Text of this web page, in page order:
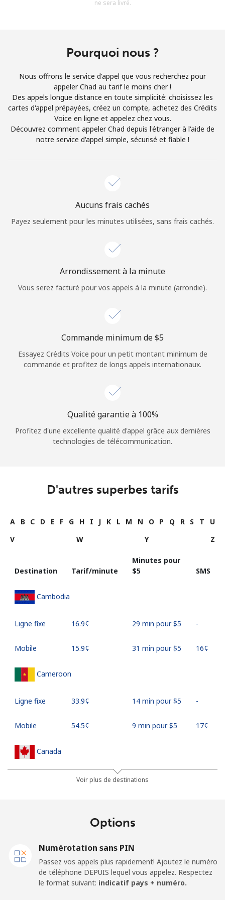
Bonjour!
Identifiez-vous ou INSCRIVEZ-VOUS →
Login
ne sera livré.
Pourquoi nous ?
Nous offrons le service d'appel que vous recherchez pour
appeler Chad au tarif le moins cher !
Des appels longue distance en toute simplicité: choisissez les
cartes d'appel prépayées, créez un compte, achetez des Crédits
Voice en ligne et appelez chez vous.
Découvrez comment appeler Chad depuis l'étranger à l'aide de
notre service d'appel simple, sécurisé et fiable !
Aucuns frais cachés
Payez seulement pour les minutes utilisées, sans frais cachés.
Arrondissement à la minute
Vous serez facturé pour vos appels à la minute (arrondie).
Commande minimum de ⁦$5⁩
Essayez Crédits Voice pour un petit montant minimum de
commande et profitez de longs appels internationaux.
Qualité garantie à 100%
Profitez d'une excellente qualité d'appel grâce aux dernières
technologies de télécommunication.
D'autres superbes tarifs
A B C D E F G H I J K L M N O P Q R S T
U
V
W Y Z
Destination Tarif/minute
Minutes pour
⁦$5⁩
SMS
Cambodia
Ligne fixe ⁦16.9¢⁩ 29 min pour ⁦$5⁩ -
Mobile ⁦15.9¢⁩ 31 min pour ⁦$5⁩ ⁦16¢⁩
Cameroon
Ligne fixe ⁦33.9¢⁩ 14 min pour ⁦$5⁩ -
Mobile ⁦54.5¢⁩ 9 min pour ⁦$5⁩ ⁦17¢⁩
Canada
⁦1.5¢⁩
333 min pour
⁦39.5¢⁩ 12 min pour ⁦$5⁩ ⁦16¢⁩
Voir plus de destinations
Options
Numérotation sans PIN
Passez vos appels plus rapidement! Ajoutez le numéro
de téléphone DEPUIS lequel vous appelez. Respectez
le format suivant: indicatif pays + numéro.